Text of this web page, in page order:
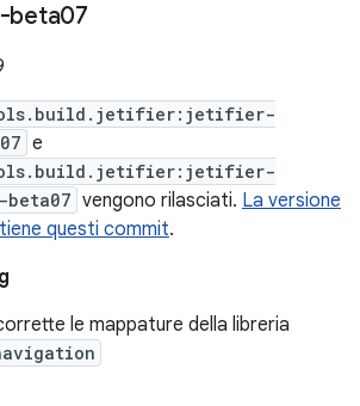
beta07
e
vengono rilasciati. La versione
questi commit.
le mappature della libreria